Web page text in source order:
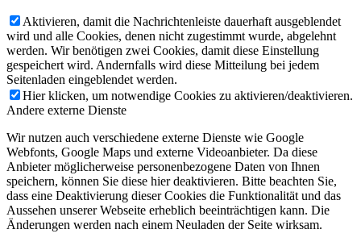
Aktivieren, damit die Nachrichtenleiste dauerhaft ausgeblendet
wird und alle Cookies, denen nicht zugestimmt wurde, abgelehnt
werden. Wir benötigen zwei Cookies, damit diese Einstellung
gespeichert wird. Andernfalls wird diese Mitteilung bei jedem
Seitenladen eingeblendet werden.
Hier klicken, um notwendige Cookies zu aktivieren/deaktivieren.
Andere externe Dienste
Wir nutzen auch verschiedene externe Dienste wie Google
Webfonts, Google Maps und externe Videoanbieter. Da diese
Anbieter möglicherweise personenbezogene Daten von Ihnen
speichern, können Sie diese hier deaktivieren. Bitte beachten Sie,
dass eine Deaktivierung dieser Cookies die Funktionalität und das
Aussehen unserer Webseite erheblich beeinträchtigen kann. Die
Änderungen werden nach einem Neuladen der Seite wirksam.